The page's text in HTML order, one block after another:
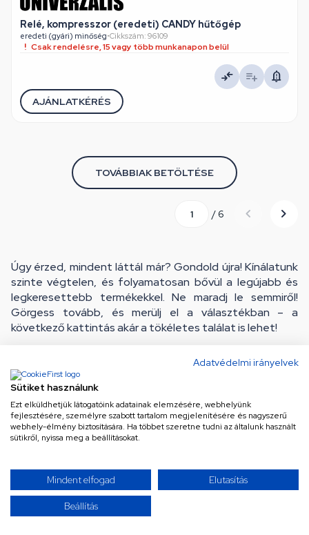
Adatvédelmi irányelvek
Sütiket használunk
Ezt elküldhetjük látogatóink adatainak elemzésére, webhelyünk
fejlesztésére, személyre szabott tartalom megjelenítésére és nagyszerű
webhely-élmény biztosítására. Ha többet szeretne tudni az általunk használt
sütikről, nyissa meg a beállításokat.
Mindent elfogad Elutasítás
Beállítás
Relé, kompresszor (eredeti) CANDY hűtőgép
eredeti (gyári) minőség•Cikkszám: 96109
Csak rendelésre, 15 vagy több munkanapon belül
AJÁNLATKÉRÉS
TOVÁBBIAK BETÖLTÉSE
/ 6
Úgy érzed, mindent láttál már? Gondold újra! Kínálatunk
szinte végtelen, és folyamatosan bővül a legújabb és
legkeresettebb termékekkel. Ne maradj le semmiről!
Görgess tovább, és merülj el a választékban – a
következő kattintás akár a tökéletes találat is lehet!
Ne maradj le a legjobb
ajánlatokról!